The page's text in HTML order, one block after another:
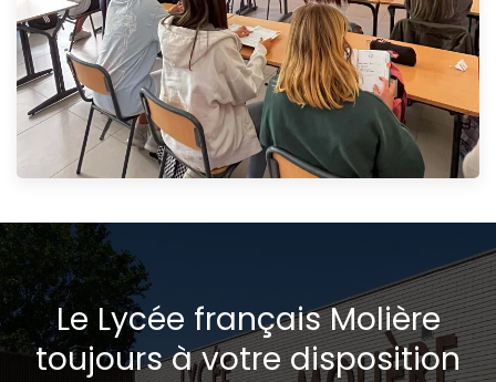
Le Lycée français Molière
toujours à votre disposition